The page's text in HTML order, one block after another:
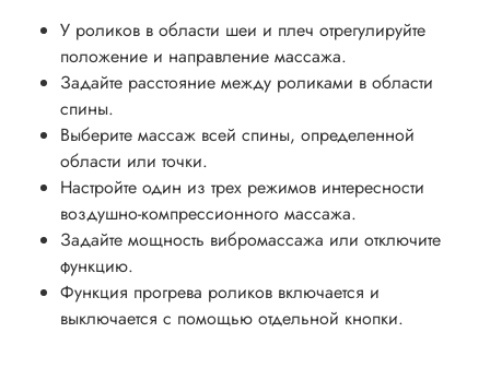
У роликов в области шеи и плеч отрегулируйте
положение и направление массажа.
Задайте расстояние между роликами в области
спины.
Выберите массаж всей спины, определенной
области или точки.
Настройте один из трех режимов интересности
воздушно-компрессионного массажа.
Задайте мощность вибромассажа или отключите
функцию.
Функция прогрева роликов включается и
выключается с помощью отдельной кнопки.